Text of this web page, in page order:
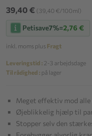
39,40 € (39,40 €/100ml)
Petisave7%=2,76 €
inkl. moms plus Fragt
Leveringstid : 2-3 arbejdsdage
Til rådighed : på lager
Meget effektiv mod
Øjeblikkelig hjælp til
Stopper selv den